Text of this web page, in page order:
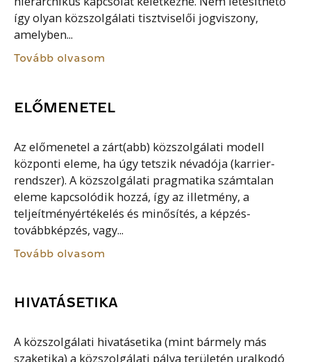
így olyan közszolgálati tisztviselői jogviszony,
amelyben...
Tovább olvasom
ELŐMENETEL
Az előmenetel a zárt(abb) közszolgálati modell
központi eleme, ha úgy tetszik névadója (karrier-
rendszer). A közszolgálati pragmatika számtalan
eleme kapcsolódik hozzá, így az illetmény, a
teljeítményértékelés és minősítés, a képzés-
továbbképzés, vagy...
Tovább olvasom
HIVATÁSETIKA
A közszolgálati hivatásetika (mint bármely más
szaketika) a közszolgálati pálya területén uralkodó